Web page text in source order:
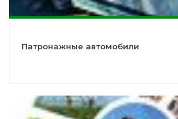
Патронажные автомобили